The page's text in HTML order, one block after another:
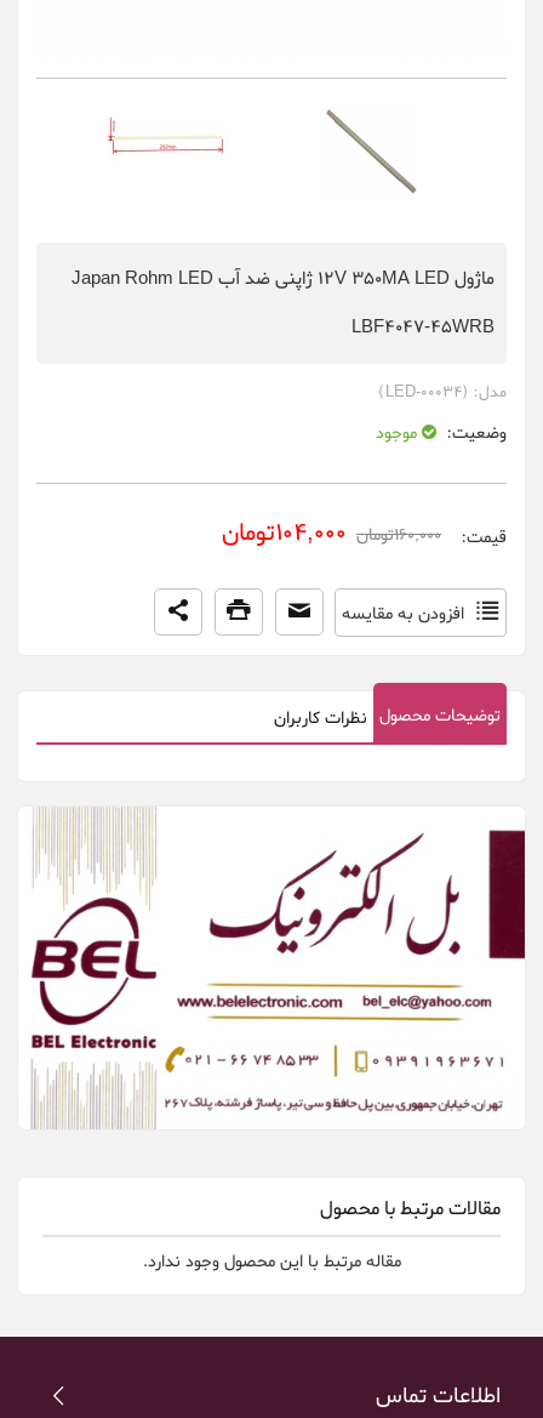
ماژول 12V 350MA LED ژاپنی ضد آب Japan Rohm LED
LBF4047-45WRB
مدل: (LED-00034)
وضعیت: موجود
قیمت: 160,000تومان 104,000تومان
افزودن به مقایسه
توضیحات محصول نظرات کاربران
مقالات مرتبط با محصول
مقاله مرتبط با این محصول وجود ندارد.
اطلاعات تماس